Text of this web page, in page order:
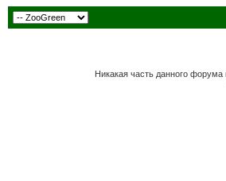
Никакая часть данного